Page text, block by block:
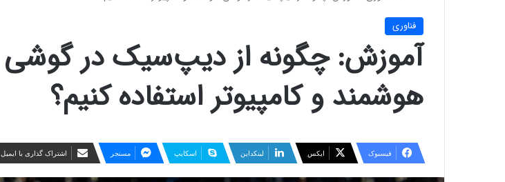
فناوری
آموزش: چگونه از دیپ‌سیک در گوشی
هوشمند و کامپیوتر استفاده کنیم؟
فیسبوک ایکس لینکداین اسکایپ مسنجر اشتراک گذاری با ایمیل